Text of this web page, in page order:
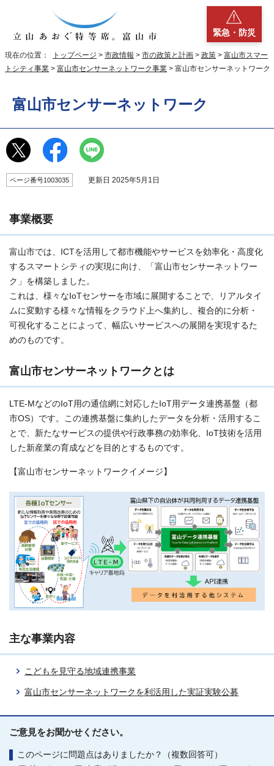
緊急・防災
現在の位置： トップページ > 市政情報 > 市の政策と計画 > 政策 > 富山市スマー
トシティ事業 > 富山市センサーネットワーク事業 > 富山市センサーネットワーク
富山市センサーネットワーク
ページ番号1003035 更新日 2025年5月1日
事業概要
富山市では、ICTを活用して都市機能やサービスを効率化・高度化
するスマートシティの実現に向け、「富山市センサーネットワー
ク」を構築しました。
これは、様々なIoTセンサーを市域に展開することで、リアルタイ
ムに変動する様々な情報をクラウド上へ集約し、複合的に分析・
可視化することによって、幅広いサービスへの展開を実現するた
めのものです。
富山市センサーネットワークとは
LTE-MなどのIoT用の通信網に対応したIoT用データ連携基盤（都
市OS）です。この連携基盤に集約したデータを分析・活用するこ
とで、新たなサービスの提供や行政事務の効率化、IoT技術を活用
した新産業の育成などを目的とするものです。
【富山市センサーネットワークイメージ】
主な事業内容
こどもを見守る地域連携事業
富山市センサーネットワークを利活用した実証実験公募
ご意見をお聞かせください。
このページに問題点はありましたか？（複数回答可）